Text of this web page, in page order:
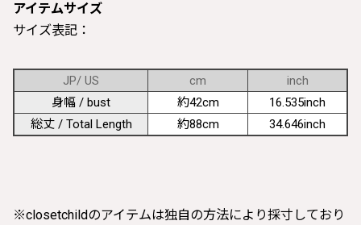
アイテムサイズ
サイズ表記：
JP/ US cm
inch
身幅 / bust
約42cm
16.535inch
総丈 / Total Length
約88cm 34.646inch
※closetchildのアイテムは独自の方法により採寸しており